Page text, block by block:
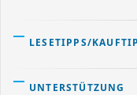
LESETIPPS/
UNTERSTÜTZUNG